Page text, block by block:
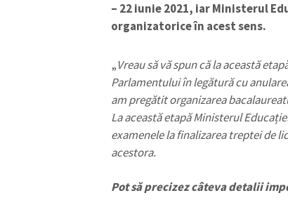
– 22 iunie 2021, iar Ministerul
organizatorice în acest sens.
„Vreau să vă spun că la această
Parlamentului în legătură cu
am pregătit organizarea
La această etapă Ministerul
examenele la finalizarea treptei de
acestora.
Pot să precizez câteva detalii
Titlu știre